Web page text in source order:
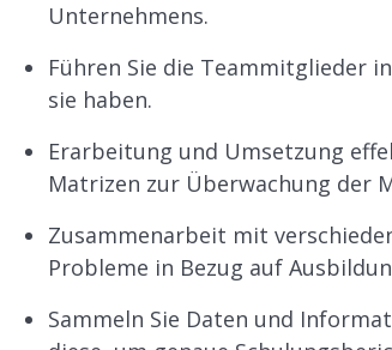
Unternehmens.
Führen Sie die Teammitglieder
sie haben.
Erarbeitung und Umsetzung
Matrizen zur Überwachung der
Zusammenarbeit mit
Probleme in Bezug auf
Sammeln Sie Daten und